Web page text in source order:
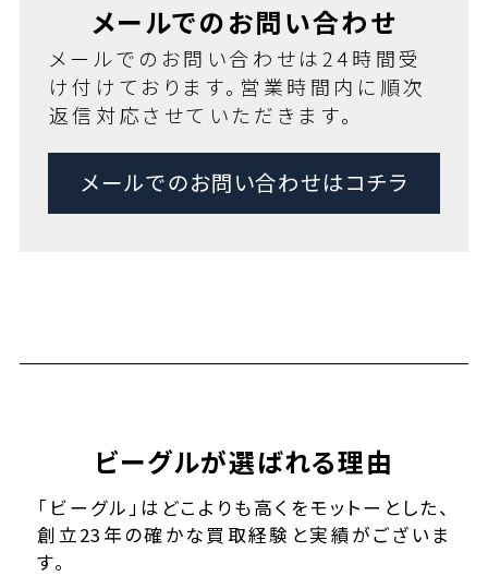
メールでのお問い合わせ
メールでのお問い合わせは24時間受
け付けております。営業時間内に順次
返信対応させていただきます。
メールでのお問い合わせはコチラ
ビーグルが選ばれる理由
「ビーグル」はどこよりも高くをモットーとした、
創立23年の確かな買取経験と実績がございま
す。